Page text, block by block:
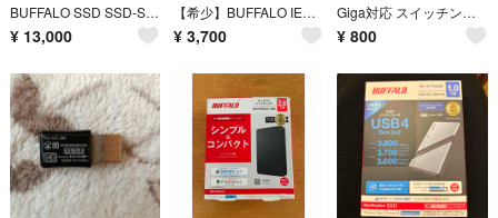
BUFFALO SSD SSD-SD500U3-BA
¥ 13,000
【希少】BUFFALO IEEE1394 CardBus用 IFC-ILCB2
¥ 3,700
Giga対応 スイッチングハブ プラスチック筐体/LSW4-GT-5EP/BK
¥ 800